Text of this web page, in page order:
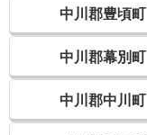
中川郡豊頃町
中川郡幕別町
中川郡中川町